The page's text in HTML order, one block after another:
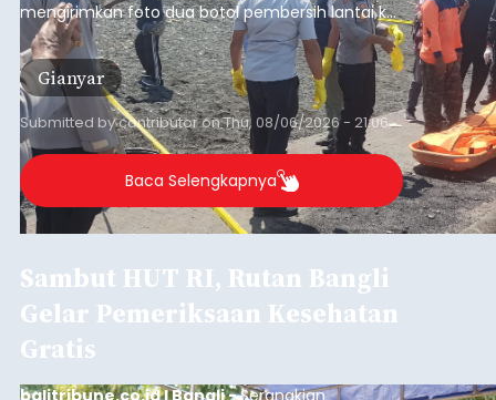
mengirimkan foto dua botol pembersih lantai ke
istrinya.
Gianyar
Submitted bycontributoronThu, 08/06/2026 - 21:06
Baca Selengkapnya
Sambut HUT RI, Rutan Bangli
Gelar Pemeriksaan Kesehatan
Gratis